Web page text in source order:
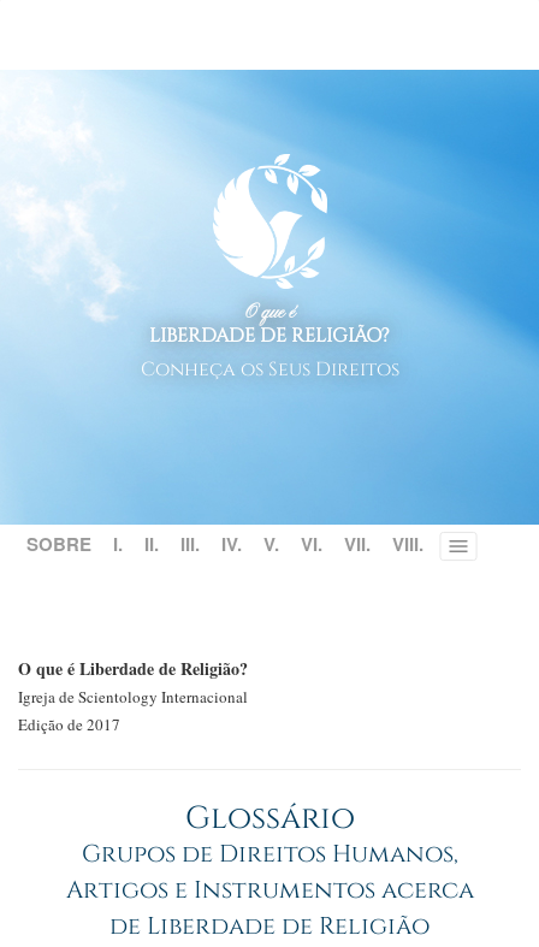
O que é
LIBERDADE DE RELIGIÃO?
Conheça os Seus Direitos
SOBRE I. II. III. IV. V. VI. VII. VIII. Toggle
O que é Liberdade de Religião?
Igreja de Scientology Internacional
Edição de 2017
Glossário
Grupos de Direitos Humanos,
Artigos e Instrumentos acerca
de Liberdade de Religião